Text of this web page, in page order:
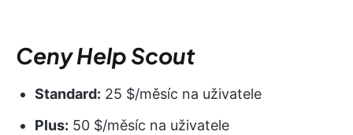
Ceny Help Scout
Standard: 25 $/měsíc na uživatele
Plus: 50 $/měsíc na uživatele